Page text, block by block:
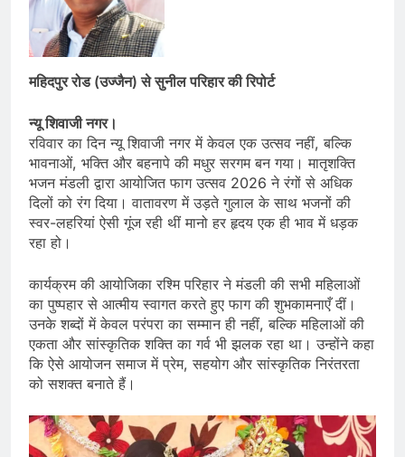
महिदपुर रोड (उज्जैन) से सुनील परिहार की रिपोर्ट
न्यू शिवाजी नगर।
रविवार का दिन न्यू शिवाजी नगर में केवल एक उत्सव नहीं, बल्कि
भावनाओं, भक्ति और बहनापे की मधुर सरगम बन गया। मातृशक्ति
भजन मंडली द्वारा आयोजित फाग उत्सव 2026 ने रंगों से अधिक
दिलों को रंग दिया। वातावरण में उड़ते गुलाल के साथ भजनों की
स्वर-लहरियां ऐसी गूंज रही थीं मानो हर हृदय एक ही भाव में धड़क
रहा हो।
कार्यक्रम की आयोजिका रश्मि परिहार ने मंडली की सभी महिलाओं
का पुष्पहार से आत्मीय स्वागत करते हुए फाग की शुभकामनाएँ दीं।
उनके शब्दों में केवल परंपरा का सम्मान ही नहीं, बल्कि महिलाओं की
एकता और सांस्कृतिक शक्ति का गर्व भी झलक रहा था। उन्होंने कहा
कि ऐसे आयोजन समाज में प्रेम, सहयोग और सांस्कृतिक निरंतरता
को सशक्त बनाते हैं।